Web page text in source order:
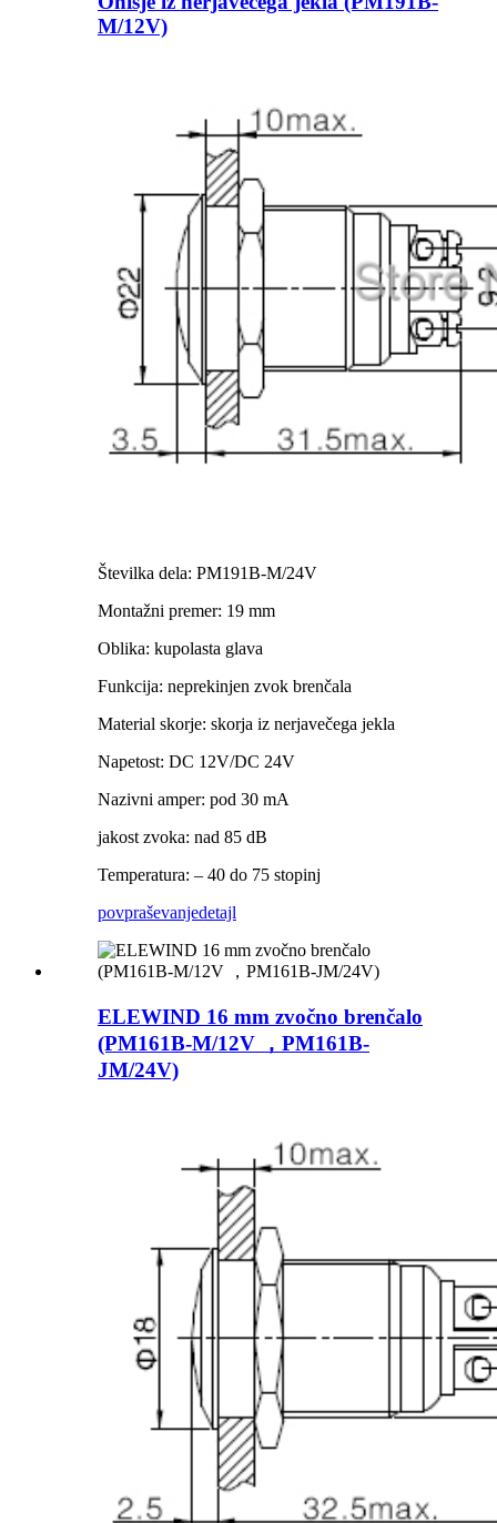
M/12V)
Številka dela: PM191B-M/24V
Montažni premer: 19 mm
Oblika: kupolasta glava
Funkcija: neprekinjen zvok brenčala
Material skorje: skorja iz nerjavečega jekla
Napetost: DC 12V/DC 24V
Nazivni amper: pod 30 mA
jakost zvoka: nad 85 dB
Temperatura: – 40 do 75 stopinj
povpraševanjedetajl
ELEWIND 16 mm zvočno brenčalo
(PM161B-M/12V ，PM161B-
JM/24V)